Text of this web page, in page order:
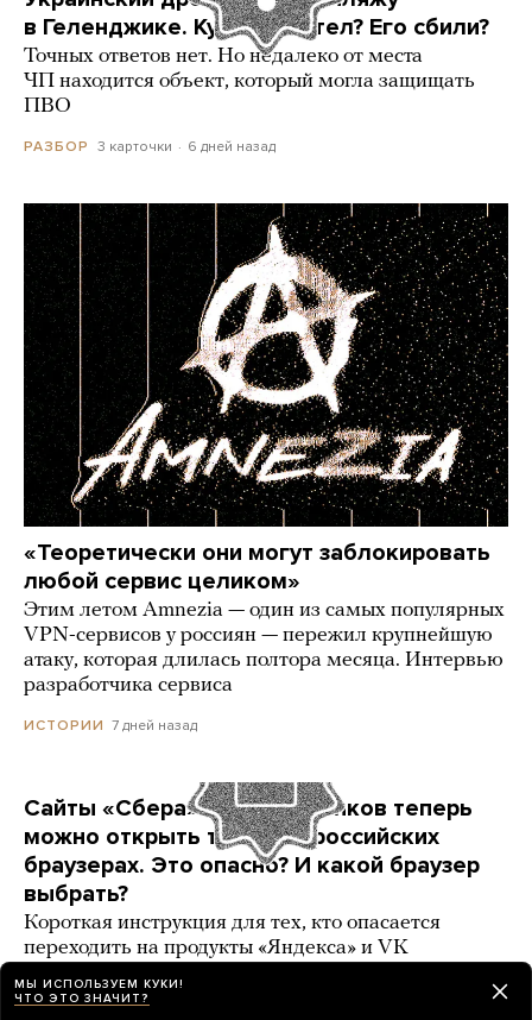
в Геленджике. Куда он летел? Его сбили?
Точных ответов нет. Но недалеко от места
ЧП находится объект, который могла защищать
ПВО
РАЗБОР 3 карточки 6 дней назад
«Теоретически они могут заблокировать
любой сервис целиком»
Этим летом Amnezia — один из самых популярных
VPN-сервисов у россиян — пережил крупнейшую
атаку, которая длилась полтора месяца. Интервью
разработчика сервиса
ИСТОРИИ 7 дней назад
Сайты «Сбера» и других банков теперь
можно открыть только в российских
браузерах. Это опасно? И какой браузер
выбрать?
Короткая инструкция для тех, кто опасается
переходить на продукты «Яндекса» и VK
РАЗБОР 3 карточки
МЫ ИСПОЛЬЗУЕМ КУКИ!
ЧТО ЭТО ЗНАЧИТ?